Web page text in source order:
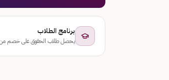
برنامج الطلاب
يحصل طلاب الحقوق على خصم من 30 إلى 50%. سجّل ويصلك الرمز عبر البريد